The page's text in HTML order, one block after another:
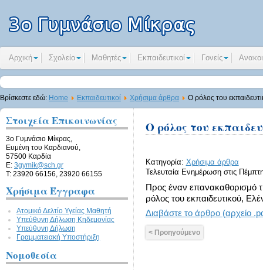
Αρχική Σχολείο Μαθητές Εκπαιδευτικοί Γονείς
Βρίσκεστε εδώ: Home Εκπαιδευτικοί Χρήσιμα άρθρα Ο ρόλος του
Στοιχεία Επικοινωνίας
3ο Γυμνάσιο Μίκρας,
Ευμένη του Καρδιανού,
57500 Καρδία
E: 3gymik@sch.gr
Τ: 23920 66156, 23920 66155
Χρήσιμα Έγγραφα
Ατομικό Δελτίο Υγείας Μαθητή
Υπεύθυνη Δήλωση Kηδεμονίας
Υπεύθυνη Δήλωση
Γραμματειακή Υποστήριξη
Νομοθεσία
Ο ρόλος του
Κατηγορία: Χρήσιμα άρθρα
Τελευταία Ενημέρωση στις
Προς έναν επανακαθορισμό
ρόλος του εκπαιδευτικού,
Διαβάστε το άρθρο (αρχείο
< Προηγούμενο